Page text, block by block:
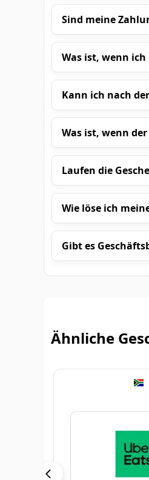
Sind meine
Was ist, wenn
Kann ich nach
Was ist, wenn
Laufen die
Wie löse ich
Gibt es
Ähnliche